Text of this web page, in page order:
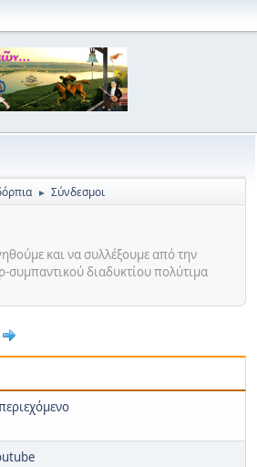
► Σύνδεσμοι
και να συλλέξουμε από την
συμπαντικού διαδυκτίου πολύτιμα